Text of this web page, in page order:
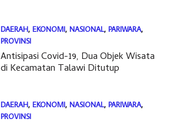
DAERAH, EKONOMI, NASIONAL, PARIWARA,
PROVINSI
31 Maret 2020
Antisipasi Covid-19, Dua Objek Wisata
di Kecamatan Talawi Ditutup
DAERAH, EKONOMI, NASIONAL, PARIWARA,
PROVINSI